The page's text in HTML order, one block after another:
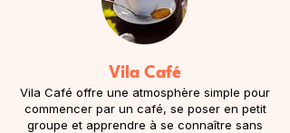
Vila Café
Vila Café offre une atmosphère simple pour
commencer par un café, se poser en petit
groupe et apprendre à se connaître sans